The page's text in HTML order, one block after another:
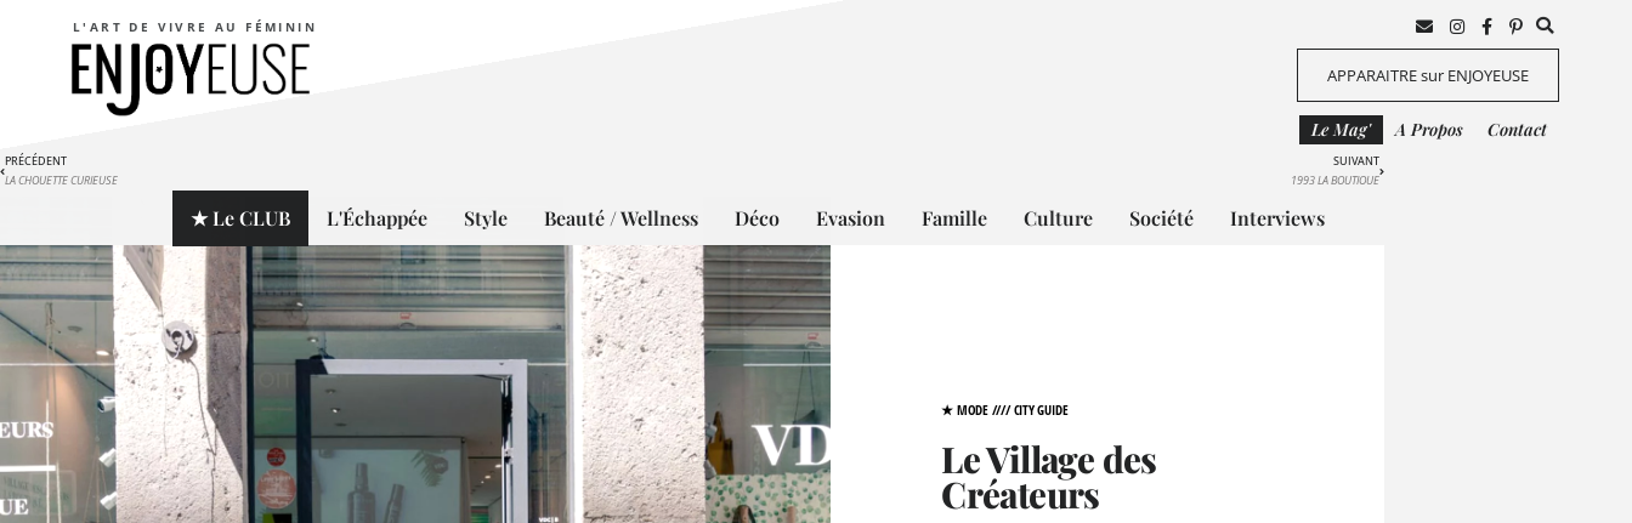
L'ART DE VIVRE AU FÉMININ
APPARAITRE sur ENJOYEUSE
Le Mag' A Propos Contact
★ Le CLUB L'Échappée Style Beauté / Wellness Déco Evasion Famille Culture Société Interviews
PRÉCÉDENT
LA CHOUETTE CURIEUSE
SUIVANT
1993 LA BOUTIQUE
★ MODE////CITY GUIDE
Le Village des
Créateurs